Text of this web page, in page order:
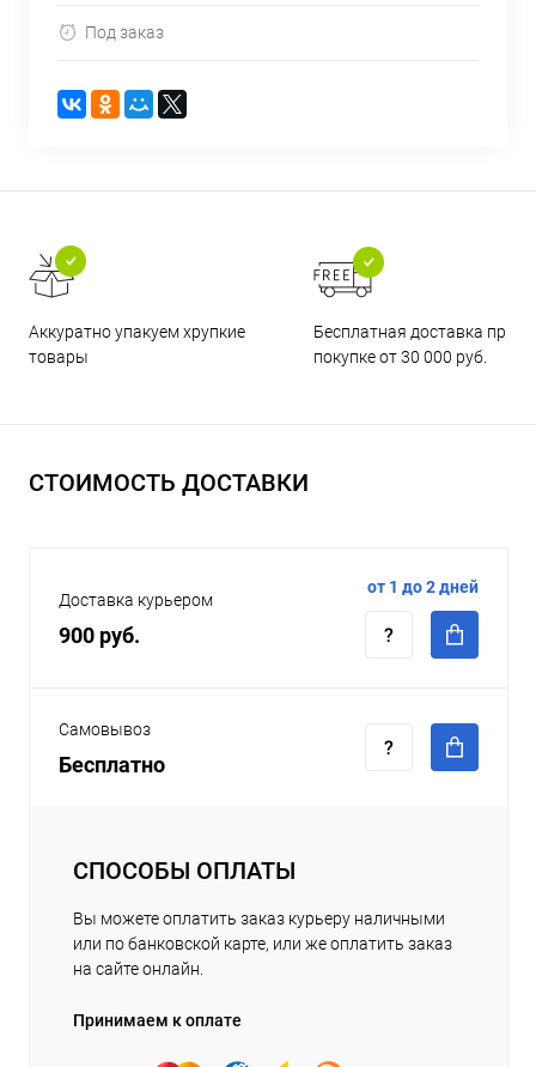
Под заказ
Аккуратно упакуем хрупкие
товары
Бесплатная доставка при
покупке от 30 000 руб.
СТОИМОСТЬ ДОСТАВКИ
Доставка курьером
900 руб.
от 1 до 2 дней
Самовывоз
Бесплатно
СПОСОБЫ ОПЛАТЫ
Вы можете оплатить заказ курьеру наличными
или по банковской карте, или же оплатить заказ
на сайте онлайн.
Принимаем к оплате